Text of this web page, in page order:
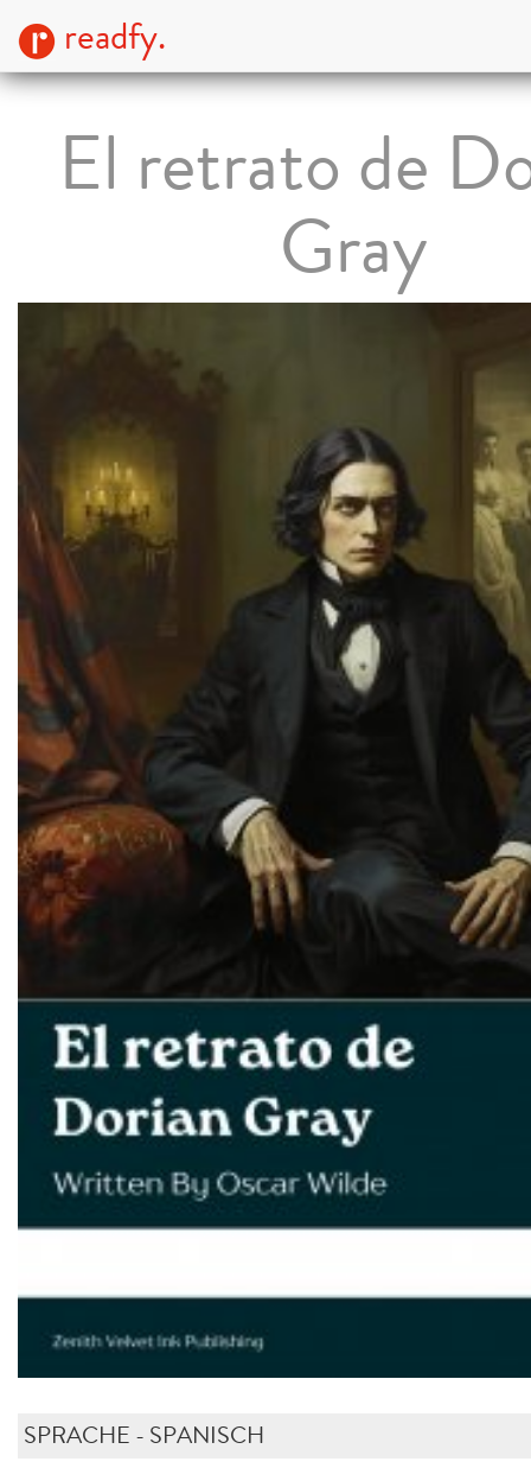
readfy.
El retrato de
Gray
SPRACHE - SPANISCH